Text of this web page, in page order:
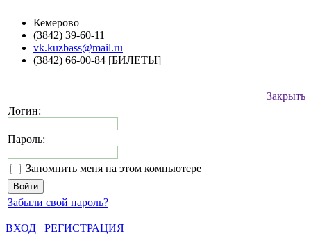
Кемерово
(3842) 39-60-11
vk.kuzbass@mail.ru
(3842) 66-00-84 [БИЛЕТЫ]
Закрыть
Логин:
Пароль:
Запомнить меня на этом компьютере
Забыли свой пароль?
ВХОД
РЕГИСТРАЦИЯ